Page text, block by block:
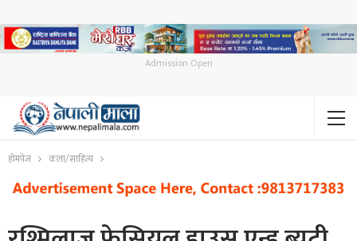
Admission Open
होमपेज कला/साहित्य